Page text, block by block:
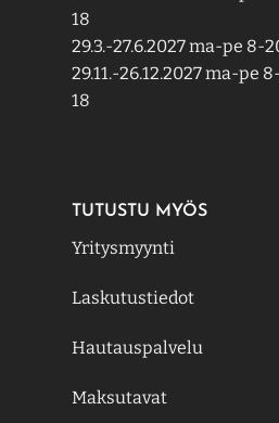
18
29.3.-27.6.2027 ma-pe 8-
29.11.-26.12.2027 ma-pe
18
TUTUSTU MYÖS
Yritysmyynti
Laskutustiedot
Hautauspalvelu
Maksutavat